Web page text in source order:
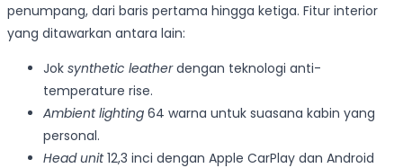
penumpang, dari baris pertama hingga ketiga. Fitur interior
yang ditawarkan antara lain:
Jok synthetic leatherdengan teknologi anti-
temperature rise.
Ambient lighting 64 warna untuk suasana kabin yang
personal.
Head unit12,3 inci dengan Apple CarPlay dan Android